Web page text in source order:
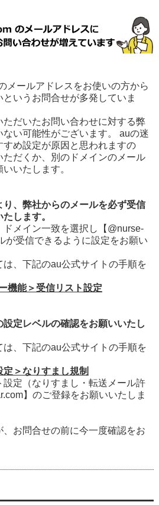
メールアドレスをお使いの方から
いうお問合せが多発していま
ただいたお問い合わせに対する弊
い可能性がございます。 auの迷
め設定が原因と思われますの
だくか、別のドメインのメール
いたします。
、弊社からのメールを必ず受信
します。
メイン一致を選択し【@nurse-
が受信できるように設定をお願い
、下記のau公式サイトの手順を
機能＞受信リスト設定
定レベルの確認をお願いいたし
、下記のau公式サイトの手順を
＞なりすまし規制
設定（なりすまし・転送メール許
】のご登録をお願いいたしま
お問合せの前に今一度確認をお